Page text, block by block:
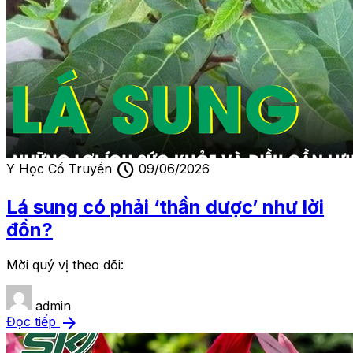
Y Học Cổ Truyền schedule 09/06/2026
Lá sung có phải ‘thần dược’ như lời
đồn?
Mời quý vị theo dõi:
admin
Đọc tiếp arrow_forward